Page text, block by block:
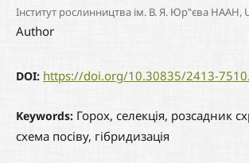
Інститут рослинництва ім. В. Я. Юр‟єва НААН,
Author
DOI: https://doi.org/10.30835/2413-
Keywords: Горох, селекція, розсадник
схема посіву, гібридизація